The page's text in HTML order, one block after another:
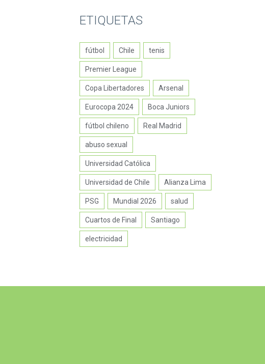
ETIQUETAS
fútbol Chile tenis
Premier League
Copa Libertadores Arsenal
Eurocopa 2024 Boca Juniors
fútbol chileno Real Madrid
abuso sexual
Universidad Católica
Universidad de Chile Alianza Lima
PSG Mundial 2026 salud
Cuartos de Final Santiago
electricidad